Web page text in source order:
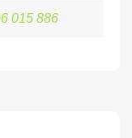
015 886